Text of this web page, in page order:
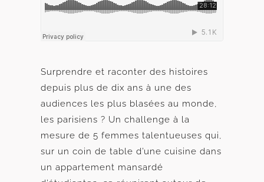
Surprendre et raconter des histoires
depuis plus de dix ans à une des
audiences les plus blasées au monde,
les parisiens ? Un challenge à la
mesure de 5 femmes talentueuses qui,
sur un coin de table d’une cuisine dans
un appartement mansardé